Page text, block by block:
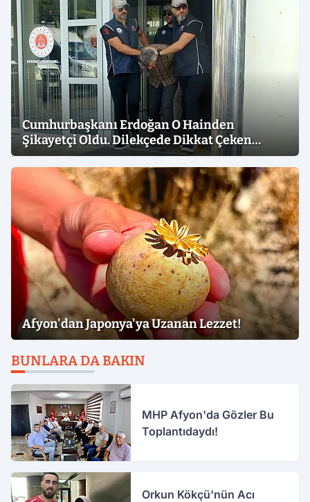
Cumhurbaşkanı Erdoğan O Hainden
Şikayetçi Oldu. Dilekçede Dikkat Çeken
İfadeler
Afyon'dan Japonya'ya Uzanan Lezzet!
BUNLARA DA BAKIN
MHP Afyon'da Gözler Bu
Toplantıdaydı!
Orkun Kökçü'nün Acı